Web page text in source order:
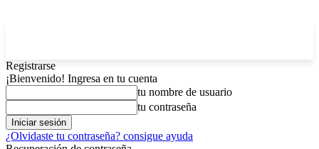
Registrarse
¡Bienvenido! Ingresa en tu cuenta
tu nombre de usuario
tu contraseña
¿Olvidaste tu contraseña? consigue ayuda